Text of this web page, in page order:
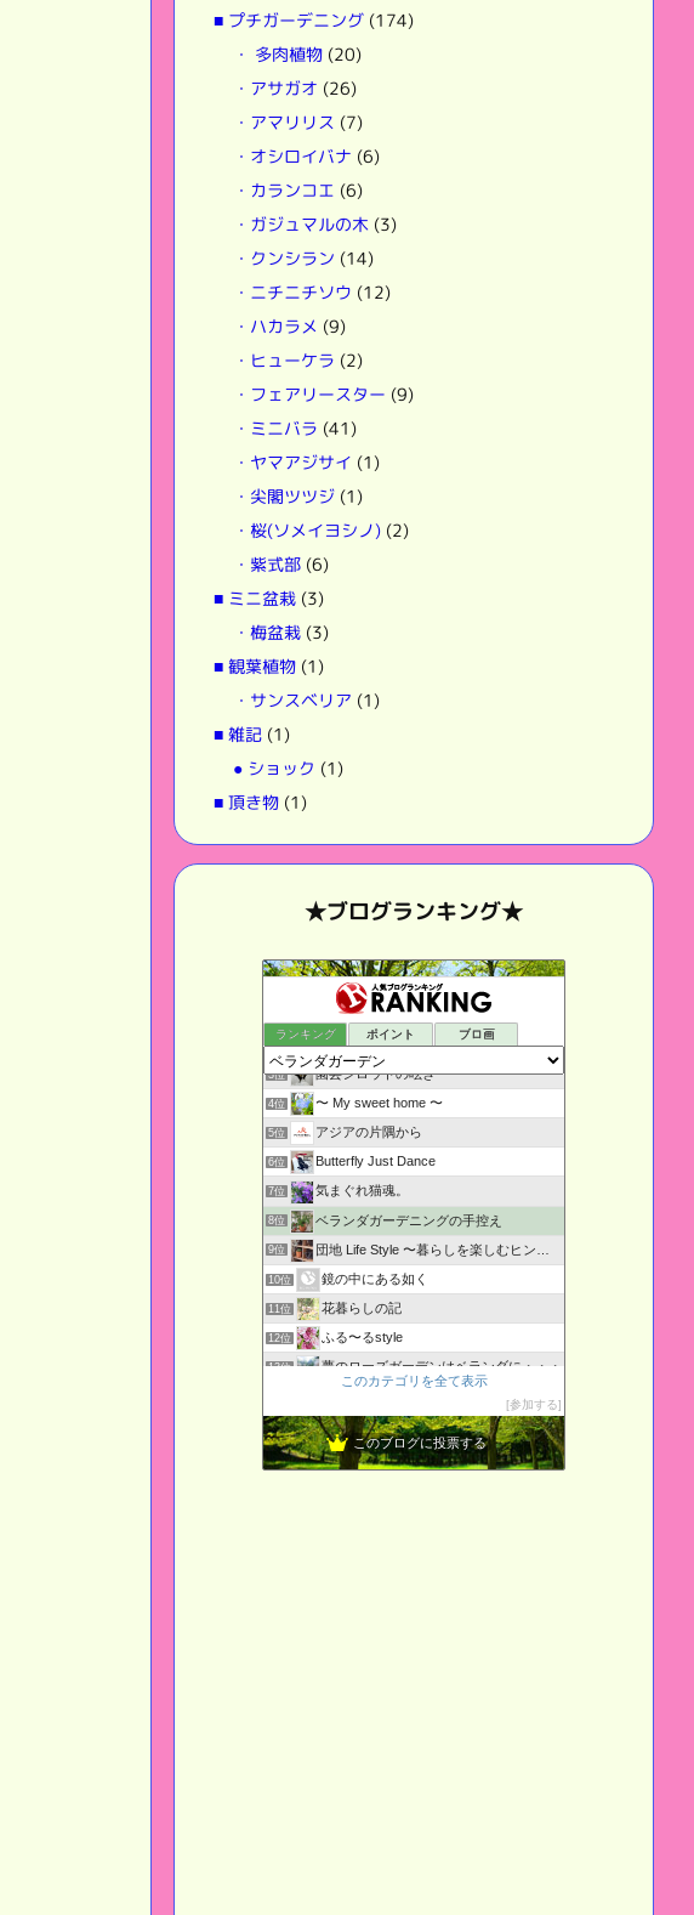
■ プチガーデニング (174)
・ 多肉植物 (20)
・アサガオ (26)
・アマリリス (7)
・オシロイバナ (6)
・カランコエ (6)
・ガジュマルの木 (3)
・クンシラン (14)
・ニチニチソウ (12)
・ハカラメ (9)
・ヒューケラ (2)
・フェアリースター (9)
・ミニバラ (41)
・ヤマアジサイ (1)
・尖閣ツツジ (1)
・桜(ソメイヨシノ) (2)
・紫式部 (6)
■ ミニ盆栽 (3)
・梅盆栽 (3)
■ 観葉植物 (1)
・サンスベリア (1)
■ 雑記 (1)
● ショック (1)
■ 頂き物 (1)
★ブログランキング★
ランキング ポイント ブロ画
鉢庭らいふ
2位 ベランダぐらし
3位 園芸シロウトの呟き・・・
4位 〜 My sweet home 〜
5位 アジアの片隅から
6位 Butterfly Just Dance
7位 気まぐれ猫魂。
8位 ベランダガーデニングの手控え
9位 団地 Life Style 〜暮らしを楽しむヒント〜
10位 鏡の中にある如く
11位 花暮らしの記
12位 ふる〜るstyle
13位 夢のローズガーデンはベランダに・・・
15位 L o H A S Y 天然生活
このカテゴリを全て表示
参加する
このブログに投票する